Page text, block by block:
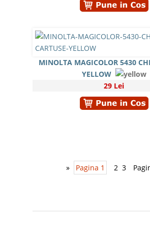
MINOLTA MAGICOLOR 5430
YELLOW
29 Lei
» Pagina 1 2 3